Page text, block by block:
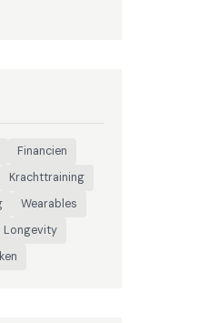
Financien
Krachttraining
Wearables
Longevity